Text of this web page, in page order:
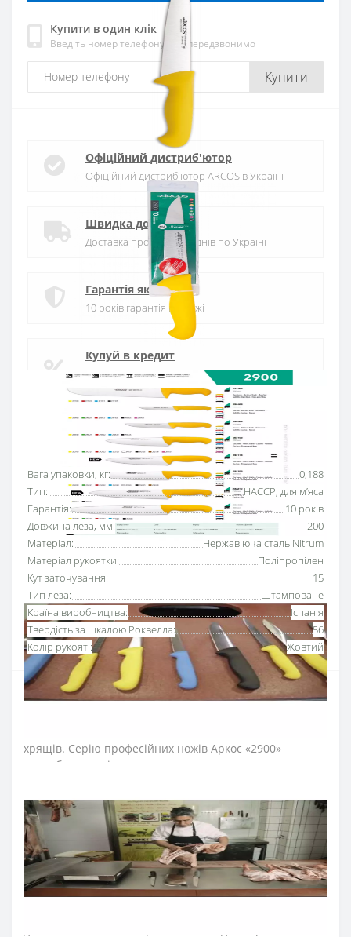
Купити в один клік
Введіть номер телефону і ми передзвонимо
Купити
Основні характеристики Всі характеристики
Вага упаковки, кг:
0,188
Тип:
HACCP, для м’яса
Гарантія:
10 років
Довжина леза, мм:
200
Матеріал:
Нержавіюча сталь Nitrum
Матеріал рукоятки:
Поліпропілен
Кут заточування:
15
Тип леза:
Штамповане
Країна виробництва:
Іспанія
Твердість за шкалою Роквелла:
56
Колір рукояті:
Жовтий
Офіційний дистриб'ютор
Офіційний дистриб'ютор ARCOS в Україні
Швидка доставка
Доставка протягом 1-3 днів по Україні
Гарантія якості
10 років гарантія на ножі
Купуй в кредит
Оплата частинами або миттєва розстрочка
від ПриватБанку
Ніж для обробки м’яса 200 мм серії «2900» Аркос з
хрящів. Серію професійних ножів Аркос «2900»
розробили для інтенсивного використання на кухнях
Лезо ножа для м’яса виготовили з ексклюзивної
нержавіючої сталі NITRUM, що має надвисоку ріжучу
здатність, підвищену твердість та корозостійкість. У
результаті лезо ножа для обробки м’яса довго не
затуплюється, не ржавіє, тому виріб має довгий термін
служби, забезпечуючи економічну ефективність
інвентарю.